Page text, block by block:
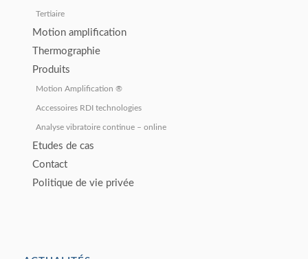
Tertiaire
Motion amplification
Thermographie
Produits
Motion Amplification ®
Accessoires RDI technologies
Analyse vibratoire continue – online
Etudes de cas
Contact
Politique de vie privée